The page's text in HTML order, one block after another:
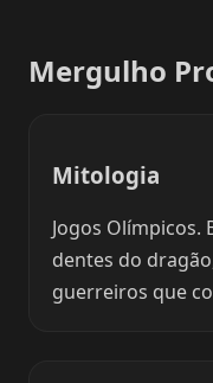
Mergulho
Mitologia
Jogos Olímpicos.
dentes do
guerreiros que